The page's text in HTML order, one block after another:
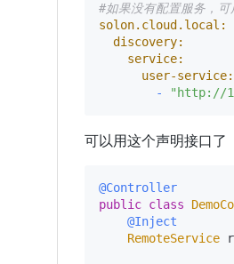
#如果没有配置服务，
solon.cloud.local:
discovery:
service:
user-service:
-
"http://
可以用这个声明接口了
@Controller
public class
@Inject
RemoteService